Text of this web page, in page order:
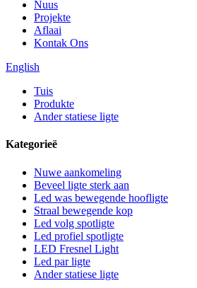
Nuus
Projekte
Aflaai
Kontak Ons
English
Tuis
Produkte
Ander statiese ligte
Kategorieë
Nuwe aankomeling
Beveel ligte sterk aan
Led was bewegende hoofligte
Straal bewegende kop
Led volg spotligte
Led profiel spotligte
LED Fresnel Light
Led par ligte
Ander statiese ligte